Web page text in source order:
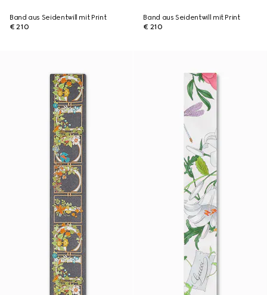
Band aus Seidentwill mit Print
€ 210
Band aus Seidentwill mit Print
€ 210